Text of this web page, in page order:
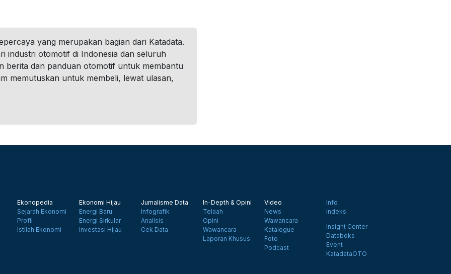
yang merupakan bagian dari Katadata.
industri otomotif di Indonesia dan seluruh
berita dan panduan otomotif untuk membantu
memutuskan untuk membeli, lewat ulasan,
Ekonopedia
Sejarah Ekonomi
Profil
Istilah Ekonomi
Ekonomi Hijau
Energi Baru
Energi Sirkular
Investasi Hijau
Jurnalisme Data
Infografik
Analisis
Cek Data
In-Depth & Opini
Telaah
Opini
Wawancara
Laporan Khusus
Video
News
Wawancara
Katalogue
Foto
Podcast
Info
Indeks
Insight Center
Databoks
Event
KatadataOTO